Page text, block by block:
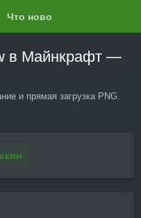
Что нового?
в Майнкрафт —
и прямая загрузка PNG.